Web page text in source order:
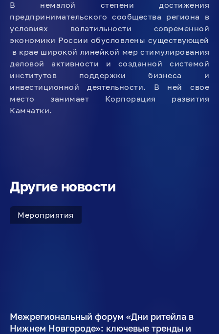
В немалой степени достижения
предпринимательского сообщества региона в
условиях волатильности современной
экономики России обусловлены существующей
в крае широкой линейкой мер стимулирования
деловой активности и созданной системой
институтов поддержки бизнеса и
инвестиционной деятельности. В ней свое
место занимает Корпорация развития
Камчатки.
Другие новости
Мероприятия
Межрегиональный форум «Дни ритейла в
Нижнем Новгороде»: ключевые тренды и